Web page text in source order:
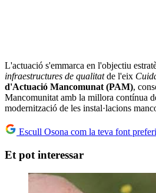
L'actuació s'emmarca en l'objectiu
infraestructures de qualitatde l'eix
d'Actuació Mancomunat (PAM),
Mancomunitat amb la millora contínua
modernització de les instal·lacions
Escull Osona com la teva font
Et pot interessar